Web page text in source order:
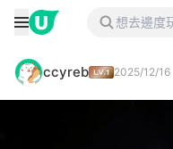
ccyreb 2025/12/16